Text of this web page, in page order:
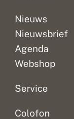
Nieuws
Nieuwsbrief
Agenda
Webshop
Service
Colofon